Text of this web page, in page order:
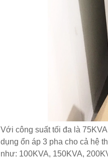
Với công suất tối đa là
dụng ổn áp 3 pha cho cả hệ
như: 100KVA, 150KVA,